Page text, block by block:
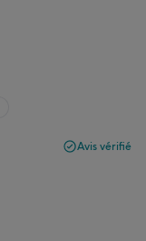
Avis vérifié